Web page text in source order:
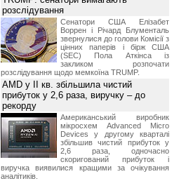
розслідування
Сенатори США Елізабет
Воррен і Річард Блументаль
звернулися до голови Комісії з
цінних паперів і бірж США
(SEC) Пола Аткінса із
закликом розпочати
розслідування щодо мемкоїна TRUMP.
AMD у II кв. збільшила чистий
прибуток у 2,6 раза, виручку – до
рекорду
Американський виробник
мікросхем Advanced Micro
Devices у другому кварталі
збільшив чистий прибуток у
2,6 раза, одночасно
скоригований прибуток і
виручка виявилися кращими за очікування
аналітиків.